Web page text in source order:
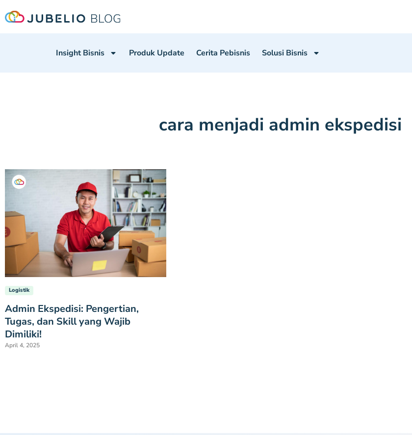
Insight Bisnis Produk Update Cerita Pebisnis Solusi Bisnis
cara menjadi admin ekspedisi
Logistik
Admin Ekspedisi: Pengertian,
Tugas, dan Skill yang Wajib
Dimiliki!
April 4, 2025